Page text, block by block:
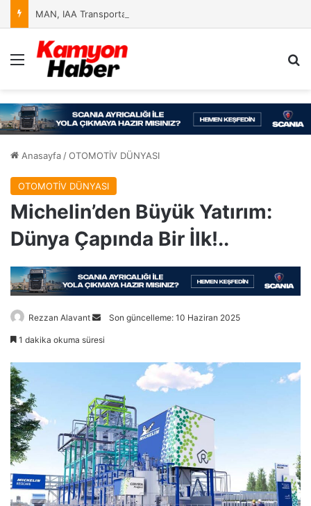
Menü
Anasayfa /OTOMOTİV DÜNYASI
OTOMOTİV DÜNYASI
Michelin’den Büyük Yatırım:
Dünya Çapında Bir İlk!..
Rezzan Alavant
BirSon güncelleme: 10 Haziran 2025
1 dakika okuma süresi